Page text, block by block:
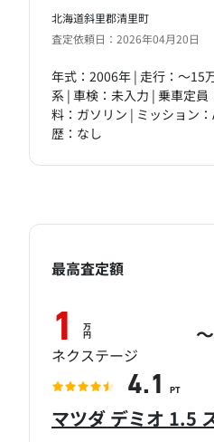
北海道斜里郡清里町
査定依頼日：2026年04月20日
年式：2006年 | 走行：～15
系 | 車検：未入力 | 乗車定員
料：ガソリン | ミッション
歴：なし
マツダ デミオ 1.5
最高査定額
1 万
円 ～
ネクステージ
4.1 PT